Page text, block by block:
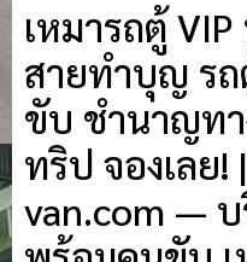
เหมารถตู้
สายทำบุญ ร
ขับ ชำนาญท
ทริป จองเลย!
van.com — บ